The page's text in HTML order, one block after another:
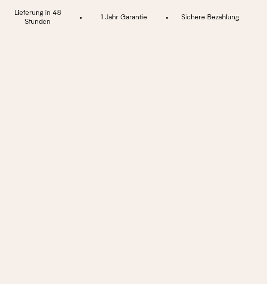
PROJEKTIONSTYP Gel
Lieferung in 48
Stunden
1 Jahr Garantie Sichere Bezahlung